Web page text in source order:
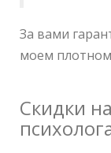
За вами
моем плотном
Скидки